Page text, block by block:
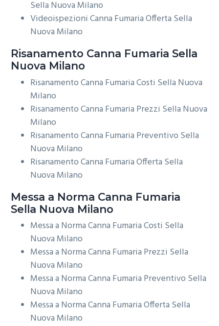
Sella Nuova Milano
Videoispezioni Canna Fumaria Offerta Sella
Nuova Milano
Risanamento Canna Fumaria Sella
Nuova Milano
Risanamento Canna Fumaria Costi Sella Nuova
Milano
Risanamento Canna Fumaria Prezzi Sella Nuova
Milano
Risanamento Canna Fumaria Preventivo Sella
Nuova Milano
Risanamento Canna Fumaria Offerta Sella
Nuova Milano
Messa a Norma Canna Fumaria
Sella Nuova Milano
Messa a Norma Canna Fumaria Costi Sella
Nuova Milano
Messa a Norma Canna Fumaria Prezzi Sella
Nuova Milano
Messa a Norma Canna Fumaria Preventivo Sella
Nuova Milano
Messa a Norma Canna Fumaria Offerta Sella
Nuova Milano